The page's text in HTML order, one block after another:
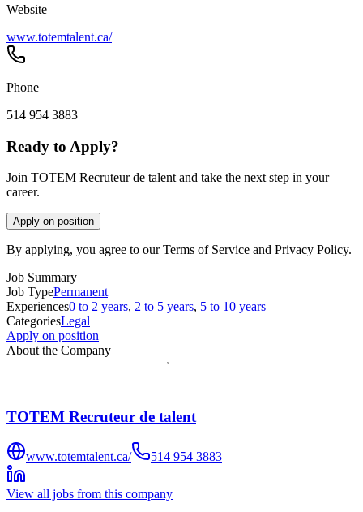
Website
www.totemtalent.ca/
Phone
514 954 3883
Ready to Apply?
Join TOTEM Recruteur de talent and take the next step in your
career.
Apply on position
By applying, you agree to our Terms of Service and Privacy Policy.
Job Summary
Job TypePermanent
Experiences0 to 2 years, 2 to 5 years, 5 to 10 years
CategoriesLegal
Apply on position
About the Company
TOTEM Recruteur de talent
www.totemtalent.ca/ 514 954 3883
View all jobs from this company